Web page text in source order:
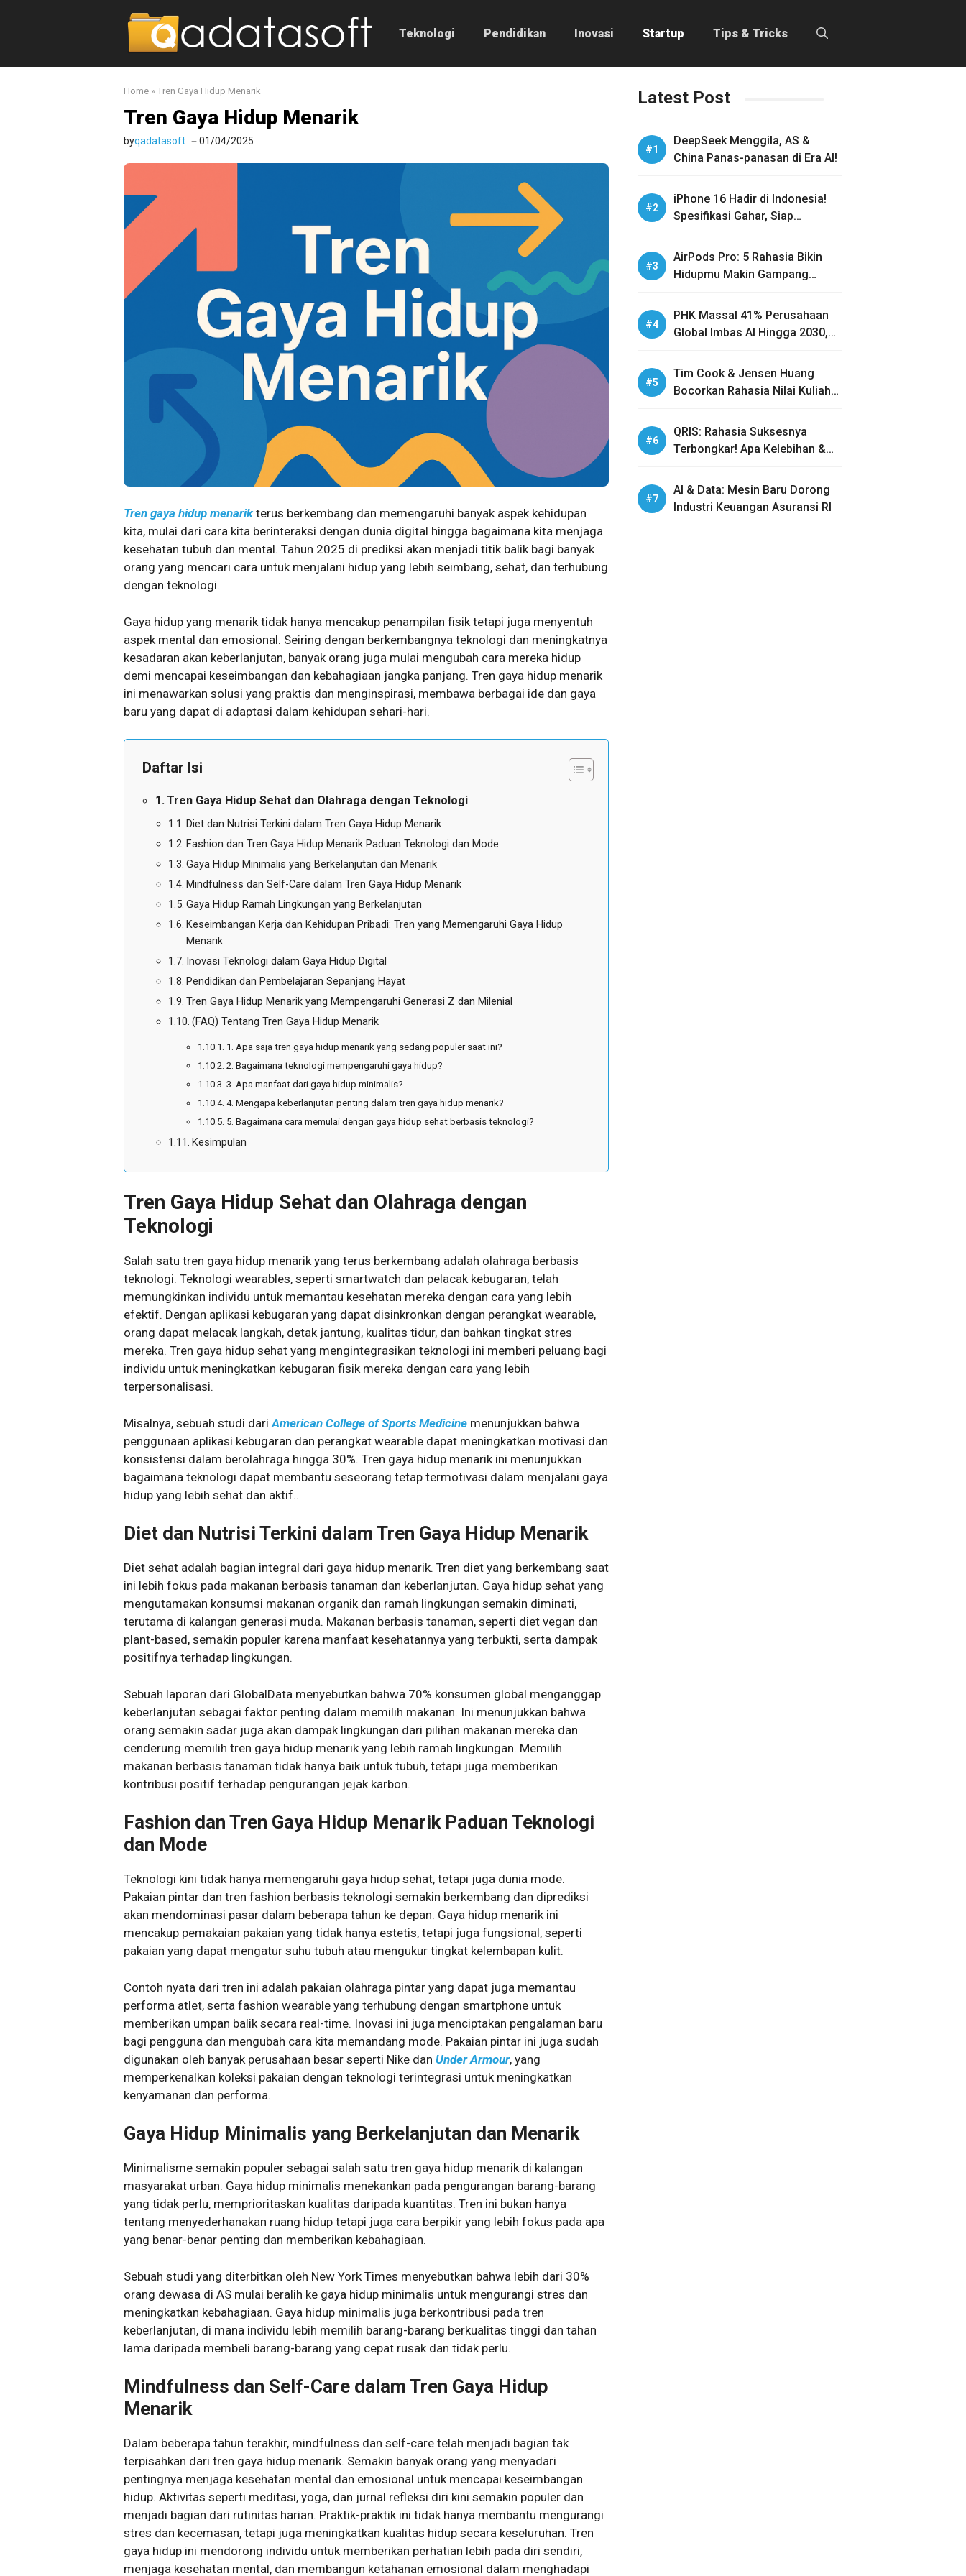
Teknologi Pendidikan Inovasi Startup Tips & Tricks
Home » Tren Gaya Hidup Menarik
Tren Gaya Hidup Menarik
byqadatasoft 01/04/2025
Tren gaya hidup menarikterus berkembang dan memengaruhi banyak aspek kehidupan
kita, mulai dari cara kita berinteraksi dengan dunia digital hingga bagaimana kita menjaga
kesehatan tubuh dan mental. Tahun 2025 di prediksi akan menjadi titik balik bagi banyak
orang yang mencari cara untuk menjalani hidup yang lebih seimbang, sehat, dan terhubung
dengan teknologi.
Gaya hidup yang menarik tidak hanya mencakup penampilan fisik tetapi juga menyentuh
aspek mental dan emosional. Seiring dengan berkembangnya teknologi dan meningkatnya
kesadaran akan keberlanjutan, banyak orang juga mulai mengubah cara mereka hidup
demi mencapai keseimbangan dan kebahagiaan jangka panjang. Tren gaya hidup menarik
ini menawarkan solusi yang praktis dan menginspirasi, membawa berbagai ide dan gaya
baru yang dapat di adaptasi dalam kehidupan sehari-hari.
Daftar Isi
Tren Gaya Hidup Sehat dan Olahraga dengan Teknologi
Diet dan Nutrisi Terkini dalam Tren Gaya Hidup Menarik
Fashion dan Tren Gaya Hidup Menarik Paduan Teknologi dan Mode
Gaya Hidup Minimalis yang Berkelanjutan dan Menarik
Mindfulness dan Self-Care dalam Tren Gaya Hidup Menarik
Gaya Hidup Ramah Lingkungan yang Berkelanjutan
Keseimbangan Kerja dan Kehidupan Pribadi: Tren yang Memengaruhi Gaya Hidup
Menarik
Inovasi Teknologi dalam Gaya Hidup Digital
Pendidikan dan Pembelajaran Sepanjang Hayat
Tren Gaya Hidup Menarik yang Mempengaruhi Generasi Z dan Milenial
(FAQ) Tentang Tren Gaya Hidup Menarik
1. Apa saja tren gaya hidup menarik yang sedang populer saat ini?
2. Bagaimana teknologi mempengaruhi gaya hidup?
3. Apa manfaat dari gaya hidup minimalis?
4. Mengapa keberlanjutan penting dalam tren gaya hidup menarik?
5. Bagaimana cara memulai dengan gaya hidup sehat berbasis teknologi?
Kesimpulan
Tren Gaya Hidup Sehat dan Olahraga dengan
Teknologi
Salah satu tren gaya hidup menarik yang terus berkembang adalah olahraga berbasis
teknologi. Teknologi wearables, seperti smartwatch dan pelacak kebugaran, telah
memungkinkan individu untuk memantau kesehatan mereka dengan cara yang lebih
efektif. Dengan aplikasi kebugaran yang dapat disinkronkan dengan perangkat wearable,
orang dapat melacak langkah, detak jantung, kualitas tidur, dan bahkan tingkat stres
mereka. Tren gaya hidup sehat yang mengintegrasikan teknologi ini memberi peluang bagi
individu untuk meningkatkan kebugaran fisik mereka dengan cara yang lebih
terpersonalisasi.
Misalnya, sebuah studi dari American College of Sports Medicine menunjukkan bahwa
penggunaan aplikasi kebugaran dan perangkat wearable dapat meningkatkan motivasi dan
konsistensi dalam berolahraga hingga 30%. Tren gaya hidup menarik ini menunjukkan
bagaimana teknologi dapat membantu seseorang tetap termotivasi dalam menjalani gaya
hidup yang lebih sehat dan aktif..
Diet dan Nutrisi Terkini dalam Tren Gaya Hidup Menarik
Diet sehat adalah bagian integral dari gaya hidup menarik. Tren diet yang berkembang saat
ini lebih fokus pada makanan berbasis tanaman dan keberlanjutan. Gaya hidup sehat yang
mengutamakan konsumsi makanan organik dan ramah lingkungan semakin diminati,
terutama di kalangan generasi muda. Makanan berbasis tanaman, seperti diet vegan dan
plant-based, semakin populer karena manfaat kesehatannya yang terbukti, serta dampak
positifnya terhadap lingkungan.
Sebuah laporan dari GlobalData menyebutkan bahwa 70% konsumen global menganggap
keberlanjutan sebagai faktor penting dalam memilih makanan. Ini menunjukkan bahwa
orang semakin sadar juga akan dampak lingkungan dari pilihan makanan mereka dan
cenderung memilih tren gaya hidup menarik yang lebih ramah lingkungan. Memilih
makanan berbasis tanaman tidak hanya baik untuk tubuh, tetapi juga memberikan
kontribusi positif terhadap pengurangan jejak karbon.
Fashion dan Tren Gaya Hidup Menarik Paduan Teknologi
dan Mode
Teknologi kini tidak hanya memengaruhi gaya hidup sehat, tetapi juga dunia mode.
Pakaian pintar dan tren fashion berbasis teknologi semakin berkembang dan diprediksi
akan mendominasi pasar dalam beberapa tahun ke depan. Gaya hidup menarik ini
mencakup pemakaian pakaian yang tidak hanya estetis, tetapi juga fungsional, seperti
pakaian yang dapat mengatur suhu tubuh atau mengukur tingkat kelembapan kulit.
Contoh nyata dari tren ini adalah pakaian olahraga pintar yang dapat juga memantau
performa atlet, serta fashion wearable yang terhubung dengan smartphone untuk
memberikan umpan balik secara real-time. Inovasi ini juga menciptakan pengalaman baru
bagi pengguna dan mengubah cara kita memandang mode. Pakaian pintar ini juga sudah
digunakan oleh banyak perusahaan besar seperti Nike dan Under Armour, yang
memperkenalkan koleksi pakaian dengan teknologi terintegrasi untuk meningkatkan
kenyamanan dan performa.
Gaya Hidup Minimalis yang Berkelanjutan dan Menarik
Minimalisme semakin populer sebagai salah satu tren gaya hidup menarik di kalangan
masyarakat urban. Gaya hidup minimalis menekankan pada pengurangan barang-barang
yang tidak perlu, memprioritaskan kualitas daripada kuantitas. Tren ini bukan hanya
tentang menyederhanakan ruang hidup tetapi juga cara berpikir yang lebih fokus pada apa
yang benar-benar penting dan memberikan kebahagiaan.
Sebuah studi yang diterbitkan oleh New York Times menyebutkan bahwa lebih dari 30%
orang dewasa di AS mulai beralih ke gaya hidup minimalis untuk mengurangi stres dan
meningkatkan kebahagiaan. Gaya hidup minimalis juga berkontribusi pada tren
keberlanjutan, di mana individu lebih memilih barang-barang berkualitas tinggi dan tahan
lama daripada membeli barang-barang yang cepat rusak dan tidak perlu.
Mindfulness dan Self-Care dalam Tren Gaya Hidup
Menarik
Dalam beberapa tahun terakhir, mindfulness dan self-care telah menjadi bagian tak
terpisahkan dari tren gaya hidup menarik. Semakin banyak orang yang menyadari
pentingnya menjaga kesehatan mental dan emosional untuk mencapai keseimbangan
hidup. Aktivitas seperti meditasi, yoga, dan jurnal refleksi diri kini semakin populer dan
menjadi bagian dari rutinitas harian. Praktik-praktik ini tidak hanya membantu mengurangi
stres dan kecemasan, tetapi juga meningkatkan kualitas hidup secara keseluruhan. Tren
gaya hidup ini mendorong individu untuk memberikan perhatian lebih pada diri sendiri,
menjaga kesehatan mental, dan membangun ketahanan emosional dalam menghadapi
Latest Post
DeepSeek Menggila, AS &
China Panas-panasan di Era AI!
iPhone 16 Hadir di Indonesia!
Spesifikasi Gahar, Siap
AirPods Pro: 5 Rahasia Bikin
Hidupmu Makin Gampang
PHK Massal 41% Perusahaan
Global Imbas AI Hingga 2030,
Tim Cook & Jensen Huang
Bocorkan Rahasia Nilai Kuliah
QRIS: Rahasia Suksesnya
Terbongkar! Apa Kelebihan &
AI & Data: Mesin Baru Dorong
Industri Keuangan Asuransi RI